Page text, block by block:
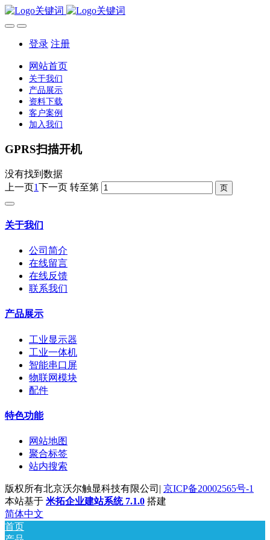
登录 注册
网站首页
关于我们
产品展示
资料下载
客户案例
加入我们
GPRS扫描开机
没有找到数据
上一页1下一页 转至第
关于我们
公司简介
在线留言
在线反馈
联系我们
产品展示
工业显示器
工业一体机
智能串口屏
物联网模块
配件
特色功能
网站地图
聚合标签
站内搜索
版权所有北京沃尔触显科技有限公司| 京ICP备20002565号-1
本站基于 米拓企业建站系统 7.1.0 搭建
简体中文
首页